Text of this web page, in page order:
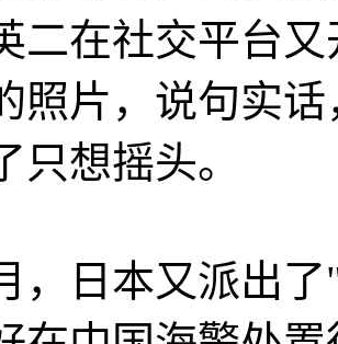
二在社交平台
照片，说句实
只想摇头。
，日本又派出